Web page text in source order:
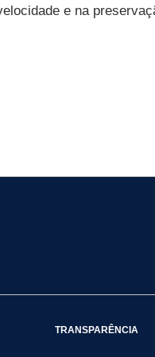
e na
TRANSPARÊNCIA